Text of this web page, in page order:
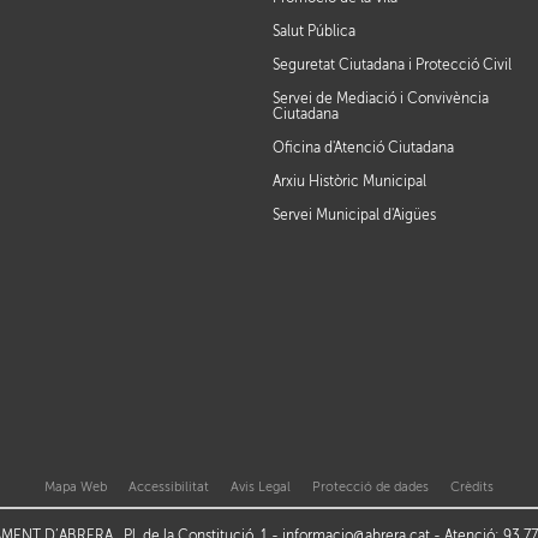
Salut Pública
Seguretat Ciutadana i Protecció Civil
Servei de Mediació i Convivència
Ciutadana
Oficina d'Atenció Ciutadana
Arxiu Històric Municipal
Servei Municipal d'Aigües
Mapa Web Accessibilitat Avis Legal Protecció de dades Crèdits